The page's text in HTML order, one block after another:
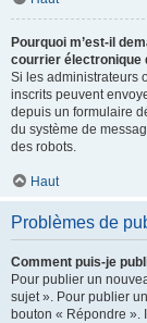
Pourquoi m’est-il
courrier électronique
Si les administrateurs
inscrits peuvent
depuis un formulaire
du système de
des robots.
Haut
Problèmes de
Comment puis-je
Pour publier un
sujet ». Pour publier
bouton « Répondre ».